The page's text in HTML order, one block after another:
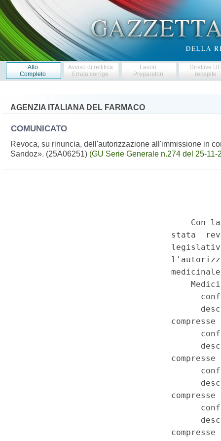
Atto
Completo
Avviso di rettifica
Errata corrige
Lavori
Preparatori
Direttive
recepite
AGENZIA ITALIANA DEL FARMACO
COMUNICATO
Revoca, su rinuncia, dell'autorizzazione all'immissione in
Sandoz». (25A06251) (GU Serie Generale n.274 del 25-11-